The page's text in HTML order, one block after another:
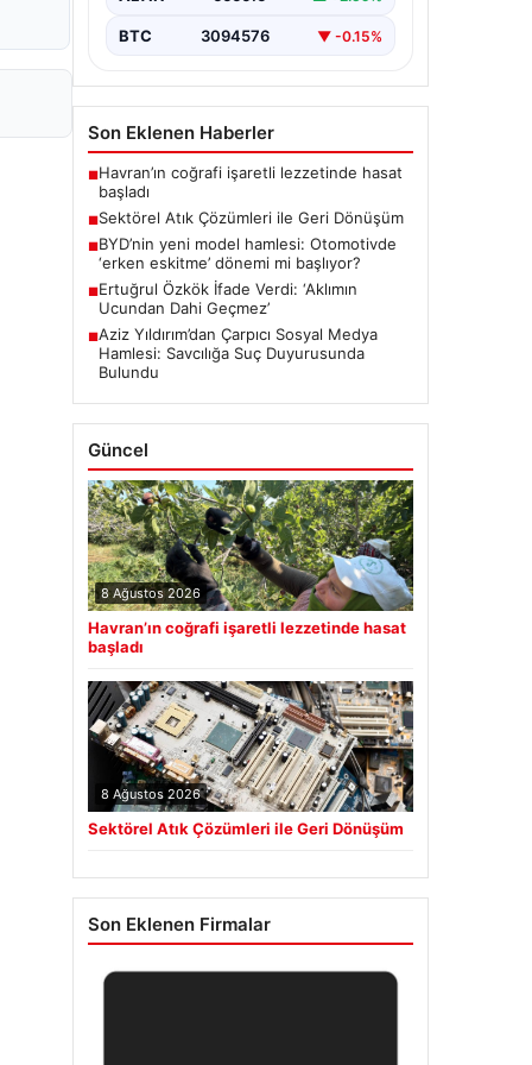
BTC 3094576 ▼ -0.15%
Son Eklenen Haberler
■Havran’ın coğrafi işaretli lezzetinde hasat
başladı
■Sektörel Atık Çözümleri ile Geri Dönüşüm
■BYD’nin yeni model hamlesi: Otomotivde
‘erken eskitme’ dönemi mi başlıyor?
■Ertuğrul Özkök İfade Verdi: ‘Aklımın
Ucundan Dahi Geçmez’
■Aziz Yıldırım’dan Çarpıcı Sosyal Medya
Hamlesi: Savcılığa Suç Duyurusunda
Bulundu
Güncel
8 Ağustos 2026
Havran’ın coğrafi işaretli lezzetinde hasat
başladı
8 Ağustos 2026
Sektörel Atık Çözümleri ile Geri Dönüşüm
Son Eklenen Firmalar